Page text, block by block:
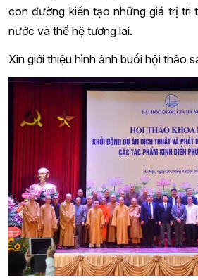
con đường kiến tạo những giá trị
nước và thế hệ tương lai.
Xin giới thiệu hình ảnh buổi hội thảo